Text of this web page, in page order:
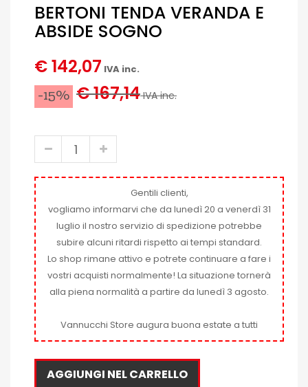
BERTONI TENDA VERANDA E
ABSIDE SOGNO
€ 142,07 IVA inc.
-15% € 167,14IVA inc.
Gentili clienti,
vogliamo informarvi che da lunedì 20 a venerdì 31
luglio il nostro servizio di spedizione potrebbe
subire alcuni ritardi rispetto ai tempi standard.
Lo shop rimane attivo e potrete continuare a fare i
vostri acquisti normalmente! La situazione tornerà
alla piena normalità a partire da lunedì 3 agosto.
Vannucchi Store augura buona estate a tutti
AGGIUNGI NEL CARRELLO